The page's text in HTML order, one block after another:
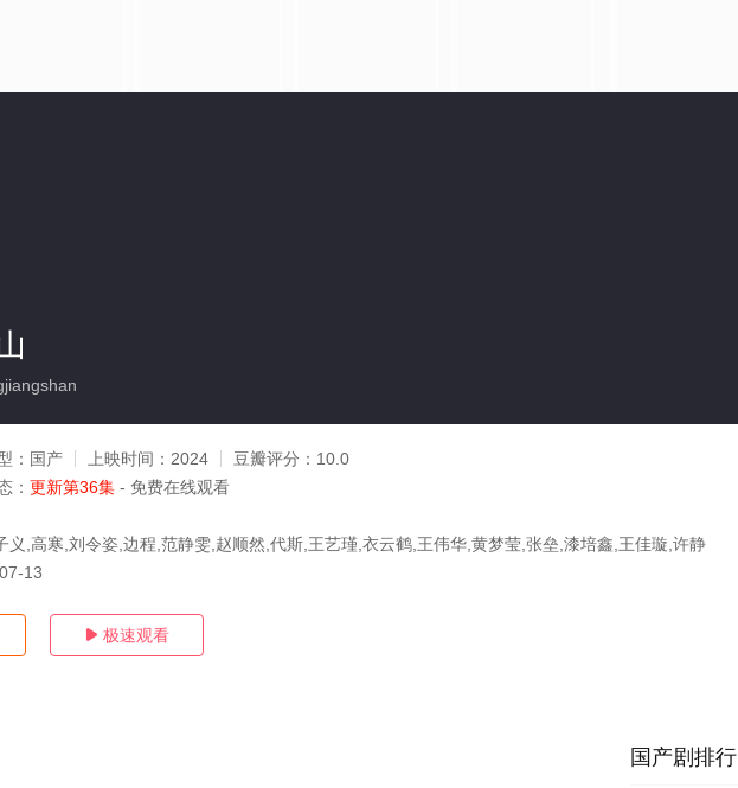
： 国产 上映时间： 2024 豆瓣评分： 10.0
： 更新第36集 - 免费在线观看
义,高寒,刘令姿,边程,范静雯,赵顺然,代斯,王艺瑾,衣云鹤,王伟华,黄梦莹,张垒,漆培鑫,王佳璇,许静
13
 极速观看
国产剧排行